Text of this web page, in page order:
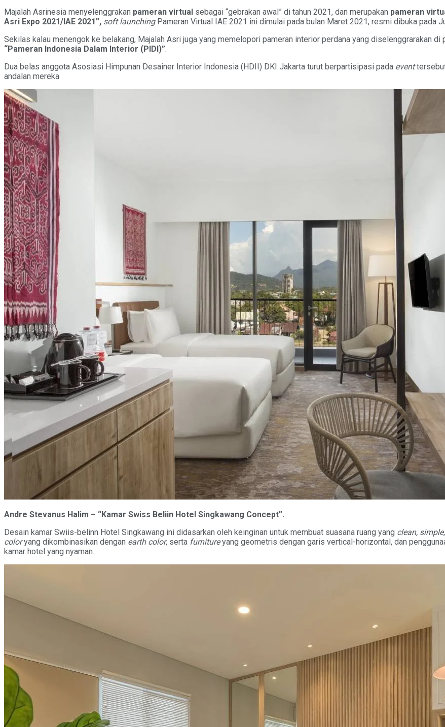
Majalah Asrinesia menyelenggrakan pameran virtual sebagai “gebrakan awal” di tahun 2021, dan merupakan pameran
Asri Expo 2021/IAE 2021”, soft launchingPameran Virtual IAE 2021 ini dimulai pada bulan Maret 2021, resmi dibuka pada
Sekilas kalau menengok ke belakang, Majalah Asri juga yang memelopori pameran interior perdana yang diselenggrarakan di
“Pameran Indonesia Dalam Interior (PIDI)”.
Dua belas anggota Asosiasi Himpunan Desainer Interior Indonesia (HDII) DKI Jakarta turut berpartisipasi pada event
andalan mereka
Andre Stevanus Halim – “Kamar Swiss Beliin Hotel Singkawang Concept”.
Desain kamar Swiis-belinn Hotel Singkawang ini didasarkan oleh keinginan untuk membuat suasana ruang yang clean,
coloryang dikombinasikan dengan earth color, serta furnitureyang geometris dengan garis vertical-horizontal, dan
kamar hotel yang nyaman.